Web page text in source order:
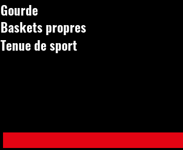
Gourde
Baskets propres
Tenue de sport